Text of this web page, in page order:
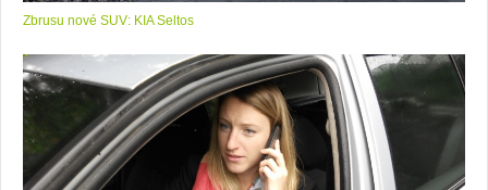
Zbrusu nové SUV: KIA Seltos